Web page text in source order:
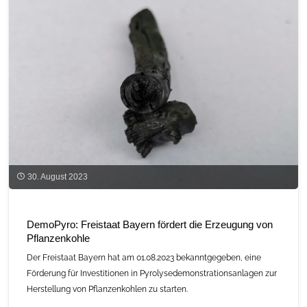
30. August 2023
DemoPyro: Freistaat Bayern fördert die Erzeugung von
Pflanzenkohle
Der Freistaat Bayern hat am 01.08.2023 bekanntgegeben, eine
Förderung für Investitionen in Pyrolysedemonstrationsanlagen zur
Herstellung von Pflanzenkohlen zu starten.